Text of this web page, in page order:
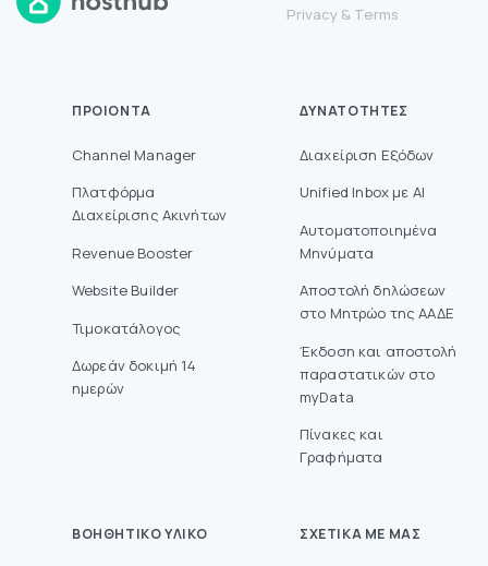
Privacy & Terms
ΠΡΟΙΌΝΤΑ
Channel Manager
Πλατφόρμα
Διαχείρισης Ακινήτων
Revenue Booster
Website Builder
Τιμοκατάλογος
Δωρεάν δοκιμή 14
ημερών
ΔΥΝΑΤΌΤΗΤΕΣ
Διαχείριση Εξόδων
Unified Inbox με AI
Αυτοματοποιημένα
Μηνύματα
Aποστολή δηλώσεων
στο Mητρώο της ΑΑΔΕ
Έκδοση και αποστολή
παραστατικών στο
myData
Πίνακες και
Γραφήματα
ΒΟΗΘΗΤΙΚΌ ΥΛΙΚΌ ΣΧΕΤΙΚΆ ΜΕ ΜΑΣ